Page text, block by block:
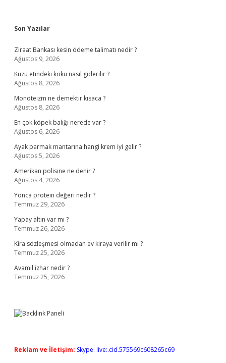
Sidebar
Son Yazılar
Ziraat Bankası kesin ödeme talimatı nedir ?
Ağustos 9, 2026
Kuzu etindeki koku nasıl giderilir ?
Ağustos 8, 2026
Monoteizm ne demektir kısaca ?
Ağustos 8, 2026
En çok köpek balığı nerede var ?
Ağustos 6, 2026
Ayak parmak mantarına hangi krem iyi gelir ?
Ağustos 5, 2026
Amerikan polisine ne denir ?
Ağustos 4, 2026
Yonca protein değeri nedir ?
Temmuz 29, 2026
Yapay altın var mı ?
Temmuz 26, 2026
Kira sözleşmesi olmadan ev kiraya verilir mi ?
Temmuz 25, 2026
Avamil izhar nedir ?
Temmuz 25, 2026
Reklam ve İletişim: Skype: live:.cid.575569c608265c69